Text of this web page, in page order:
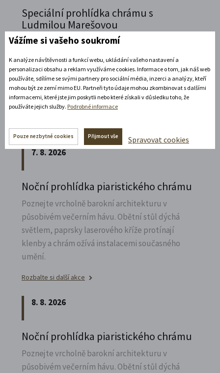
Speciální prohlídka chrámu s
Ludmilou Marešovou
Kesselgruberovou
piaristického chrámu Nalezení sv.Kříže s
Ludmilou Marešovou Kesselgruberovou a
poznejte jeho interiéry i bohatou sochařskou
výzdobu z trochu jiné perspektivy.
Rozbalte si další akce
7. 8. 2026
Noční prohlídka piaristického chrámu
Poznejte vrcholně barokní architekturu v
působivém večerním hávu. Obětní stůl dýchá
světlem, paprsky laserového kříže protínají
klenby a chrám ožívá instalacemi současného
umění.
Rozbalte si další akce
8. 8. 2026
Noční prohlídka piaristického chrámu
Poznejte vrcholně barokní architekturu v
působivém večerním hávu. Obětní stůl dýchá
Vážíme si vašeho soukromí
K analýze návštěvnosti a funkcí webu, ukládání vašeho nastavení a
personalizaci obsahu a reklam využíváme cookies. Informace o tom, jak náš web
používáte, sdílíme se svými partnery pro sociální média, inzerci a analýzy, kteří
mohou být ze zemí mimo EU. Partneři tyto údaje mohou zkombinovat s dalšími
informacemi, které jste jim poskytli nebo které získali v důsledku toho, že
používáte jejich služby. Podrobné informace
Pouze nezbytné cookies Přijmout vše Spravovat cookies